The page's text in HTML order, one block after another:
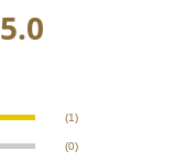
5.0
(1)
(0)